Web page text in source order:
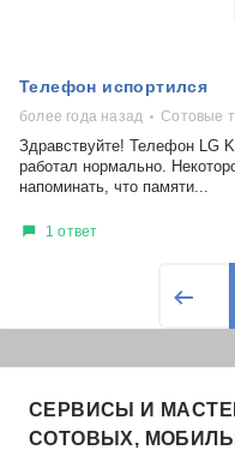
Телефон испортился
более года назад Сотовые
Здравствуйте! Телефон LG
работал нормально.
напоминать, что памяти...
1 ответ
СЕРВИСЫ И
СОТОВЫХ,